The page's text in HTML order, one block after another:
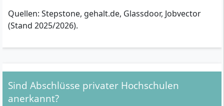
Quellen: Stepstone, gehalt.de, Glassdoor, Jobvector
(Stand 2025/2026).
Sind Abschlüsse privater Hochschulen
anerkannt?